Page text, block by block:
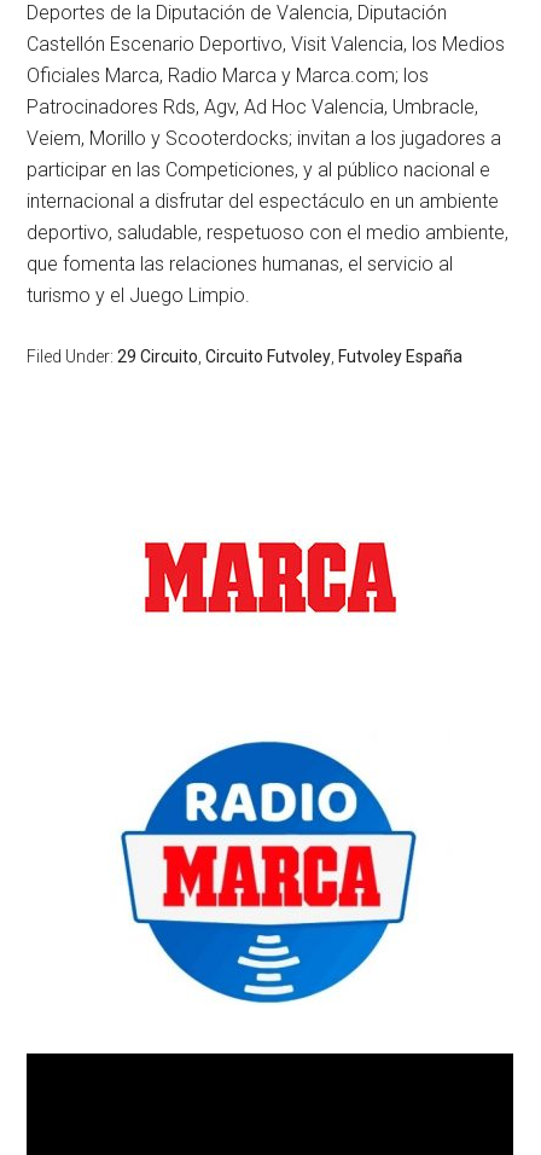
Deportes de la Diputación de Valencia, Diputación
Castellón Escenario Deportivo, Visit Valencia, los Medios
Oficiales Marca, Radio Marca y Marca.com; los
Patrocinadores Rds, Agv, Ad Hoc Valencia, Umbracle,
Veiem, Morillo y Scooterdocks; invitan a los jugadores a
participar en las Competiciones, y al público nacional e
internacional a disfrutar del espectáculo en un ambiente
deportivo, saludable, respetuoso con el medio ambiente,
que fomenta las relaciones humanas, el servicio al
turismo y el Juego Limpio.
Filed Under:29 Circuito,Circuito Futvoley, Futvoley España